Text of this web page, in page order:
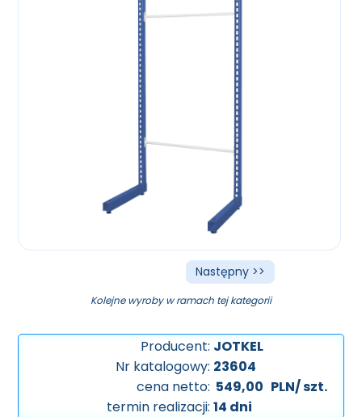
Następny >>
Kolejne wyroby w ramach tej kategorii
Producent: JOTKEL
Nr katalogowy: 23604
cena netto: 549,00 PLN/ szt.
termin realizacji: 14 dni